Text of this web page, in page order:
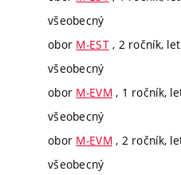
všeobecný
obor M-EST, 2 ročník,
všeobecný
obor M-EVM , 1 ročník,
všeobecný
obor M-EVM , 2 ročník,
všeobecný